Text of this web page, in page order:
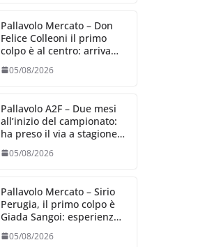
Pallavolo Mercato – Don
Felice Colleoni il primo
colpo è al centro: arriva
Aurora Bertasi
05/08/2026
Pallavolo A2F – Due mesi
all’inizio del campionato:
ha preso il via a stagione
delle Black Angels
05/08/2026
Pallavolo Mercato – Sirio
Perugia, il primo colpo è
Giada Sangoi: esperienza
e talento in attacco
05/08/2026